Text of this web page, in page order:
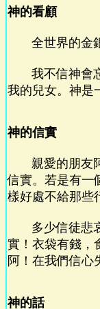
神的看顧
全世界的金銀
我不信神會忘
我的兒女。神是
神的信實
親愛的朋友阿
信實。若是有一
樣好處不給那些
多少信徒悲哀
實！衣袋有錢，
阿！在我們信心
神的話